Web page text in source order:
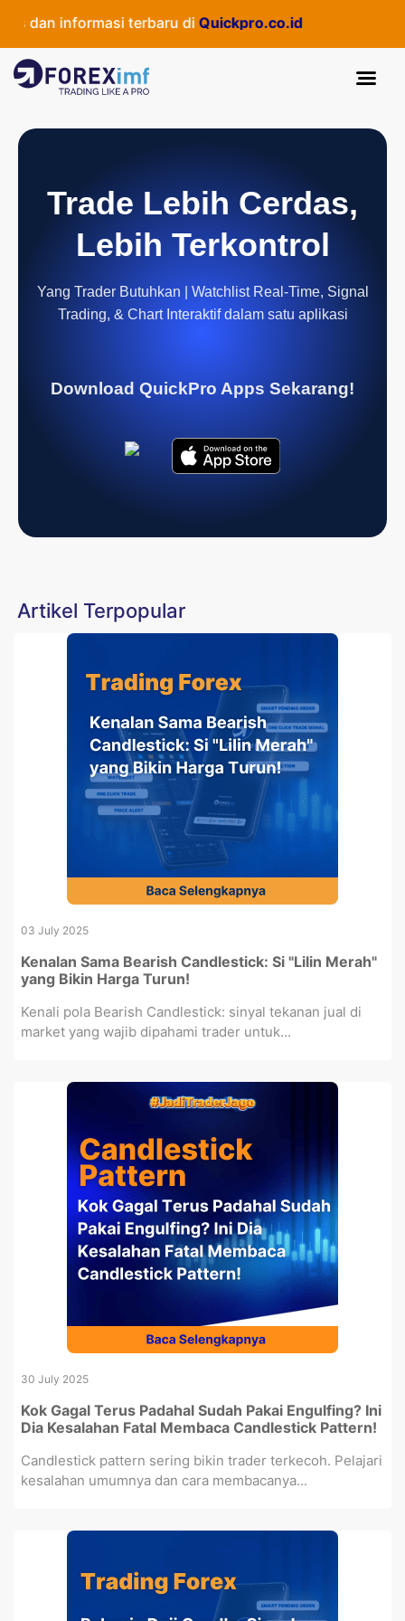
dan informasi terbaru di Quickpro.co.id
Trade Lebih Cerdas,
Lebih Terkontrol
Yang Trader Butuhkan | Watchlist Real-Time, Signal
Trading, & Chart Interaktif dalam satu aplikasi
Download QuickPro Apps Sekarang!
Artikel Terpopular
03 July 2025
Kenalan Sama Bearish Candlestick: Si "Lilin Merah"
yang Bikin Harga Turun!
Kenali pola Bearish Candlestick: sinyal tekanan jual di
market yang wajib dipahami trader untuk...
30 July 2025
Kok Gagal Terus Padahal Sudah Pakai Engulfing? Ini
Dia Kesalahan Fatal Membaca Candlestick Pattern!
Candlestick pattern sering bikin trader terkecoh. Pelajari
kesalahan umumnya dan cara membacanya...